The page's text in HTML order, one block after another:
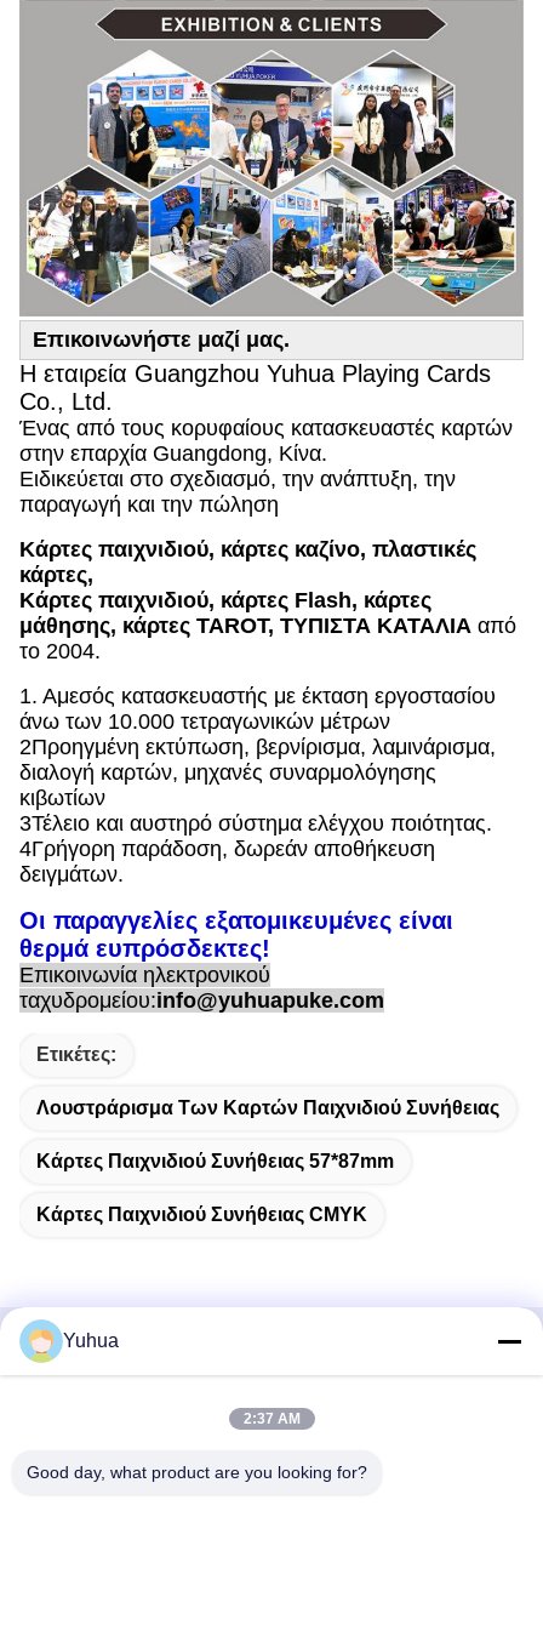
Επικοινωνήστε μαζί μας.
Η εταιρεία Guangzhou Yuhua Playing Cards
Co., Ltd.
Ένας από τους κορυφαίους κατασκευαστές καρτών
στην επαρχία Guangdong, Κίνα.
Ειδικεύεται στο σχεδιασμό, την ανάπτυξη, την
παραγωγή και την πώληση
Κάρτες παιχνιδιού, κάρτες καζίνο, πλαστικές
κάρτες,
Κάρτες παιχνιδιού, κάρτες Flash, κάρτες
μάθησης, κάρτες TAROT, ΤΥΠΙΣΤΑ ΚΑΤΑΛΙΑ από
το 2004.
1. Αμεσός κατασκευαστής με έκταση εργοστασίου
άνω των 10.000 τετραγωνικών μέτρων
2Προηγμένη εκτύπωση, βερνίρισμα, λαμινάρισμα,
διαλογή καρτών, μηχανές συναρμολόγησης
κιβωτίων
3Τέλειο και αυστηρό σύστημα ελέγχου ποιότητας.
4Γρήγορη παράδοση, δωρεάν αποθήκευση
δειγμάτων.
Οι παραγγελίες εξατομικευμένες είναι
θερμά ευπρόσδεκτες!
Επικοινωνία ηλεκτρονικού
ταχυδρομείου:info@yuhuapuke.com
Ετικέτες:
Λουστράρισμα Των Καρτών Παιχνιδιού Συνήθειας
Κάρτες Παιχνιδιού Συνήθειας 57*87mm
Κάρτες Παιχνιδιού Συνήθειας CMYK
Γρήγορη επικοινωνία
Προσθήκη: αριθ. 26 Lixin 6th Road, Zengcheng District,
Yuhua
2:37 AM
Good day, what product are you looking for?